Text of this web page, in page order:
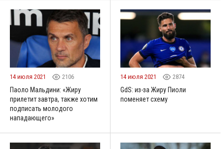
14 июля 2021 2106
Паоло Мальдини: «Жиру
прилетит завтра, также хотим
подписать молодого
нападающего»
14 июля 2021 2874
GdS: из-за Жиру Пиоли
поменяет схему